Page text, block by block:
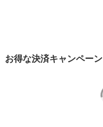
お得な決済キャンペーン